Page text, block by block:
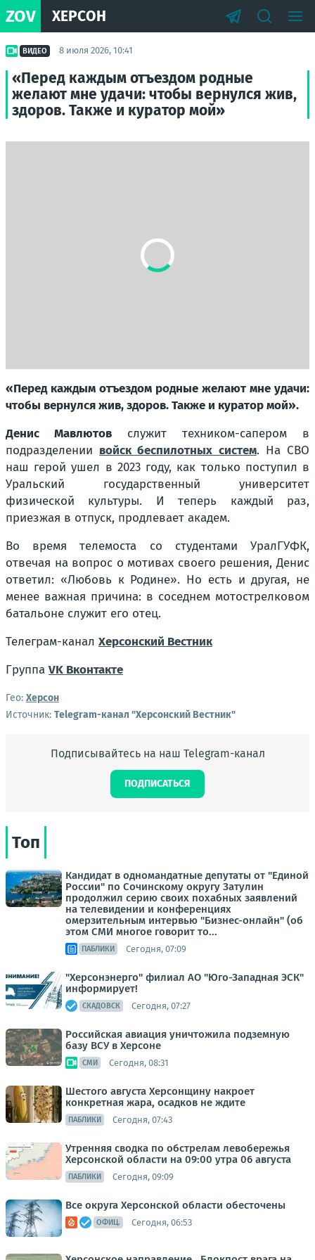
ZOV ХЕРСОН
ВИДЕО 8 июля 2026, 10:41
«Перед каждым отъездом родные
желают мне удачи: чтобы вернулся жив,
здоров. Также и куратор мой»
«Перед каждым отъездом родные желают мне удачи:
чтобы вернулся жив, здоров. Также и куратор мой».
Денис Мавлютов служит техником-сапером в
подразделении войск беспилотных систем. На СВО
наш герой ушел в 2023 году, как только поступил в
Уральский государственный университет
физической культуры. И теперь каждый раз,
приезжая в отпуск, продлевает академ.
Во время телемоста со студентами УралГУФК,
отвечая на вопрос о мотивах своего решения, Денис
ответил: «Любовь к Родине». Но есть и другая, не
менее важная причина: в соседнем мотострелковом
батальоне служит его отец.
Телеграм-канал Херсонский Вестник
Группа VK Вконтакте
Гео: Херсон
Источник: Telegram-канал "Херсонский Вестник"
Подписывайтесь на наш Telegram-канал
ПОДПИСАТЬСЯ
Топ
Кандидат в одномандатные депутаты от "Единой
России" по Сочинскому округу Затулин
продолжил серию своих похабных заявлений
на телевидении и конференциях
омерзительным интервью "Бизнес-онлайн" (об
этом СМИ многое говорит то...
ПАБЛИКИ Сегодня, 07:09
"Херсонэнерго" филиал АО "Юго-Западная ЭСК"
информирует!
СКАДОВСК Сегодня, 07:27
Российская авиация уничтожила подземную
базу ВСУ в Херсоне
СМИ Сегодня, 08:31
Шестого августа Херсонщину накроет
конкретная жара, осадков не ждите
ПАБЛИКИ Сегодня, 07:43
Утренняя сводка по обстрелам левобережья
Херсонской области на 09:00 утра 06 августа
ПАБЛИКИ Сегодня, 09:09
Все округа Херсонской области обесточены
ОФИЦ. Сегодня, 06:53